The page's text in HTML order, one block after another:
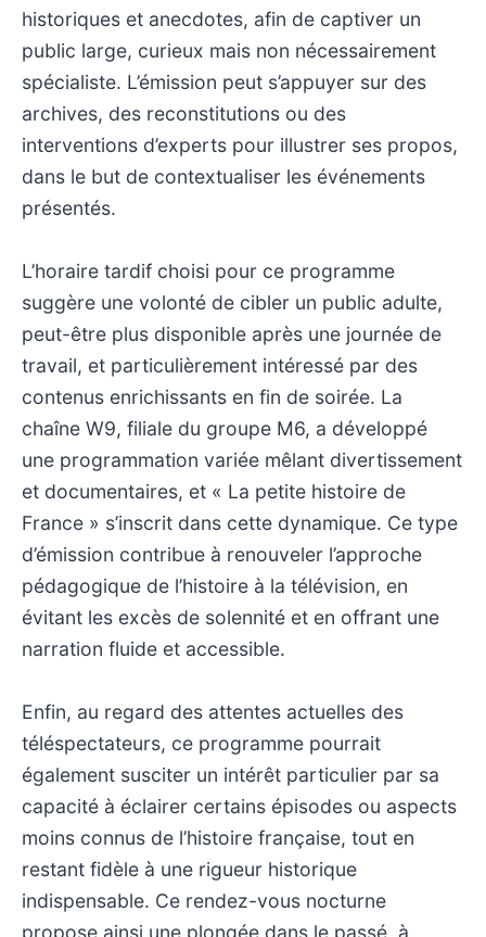
historiques et anecdotes, afin de captiver un
public large, curieux mais non nécessairement
spécialiste. L’émission peut s’appuyer sur des
archives, des reconstitutions ou des
interventions d’experts pour illustrer ses propos,
dans le but de contextualiser les événements
présentés.
L’horaire tardif choisi pour ce programme
suggère une volonté de cibler un public adulte,
peut-être plus disponible après une journée de
travail, et particulièrement intéressé par des
contenus enrichissants en fin de soirée. La
chaîne W9, filiale du groupe M6, a développé
une programmation variée mêlant divertissement
et documentaires, et « La petite histoire de
France » s’inscrit dans cette dynamique. Ce type
d’émission contribue à renouveler l’approche
pédagogique de l’histoire à la télévision, en
évitant les excès de solennité et en offrant une
narration fluide et accessible.
Enfin, au regard des attentes actuelles des
téléspectateurs, ce programme pourrait
également susciter un intérêt particulier par sa
capacité à éclairer certains épisodes ou aspects
moins connus de l’histoire française, tout en
restant fidèle à une rigueur historique
indispensable. Ce rendez-vous nocturne
propose ainsi une plongée dans le passé, à